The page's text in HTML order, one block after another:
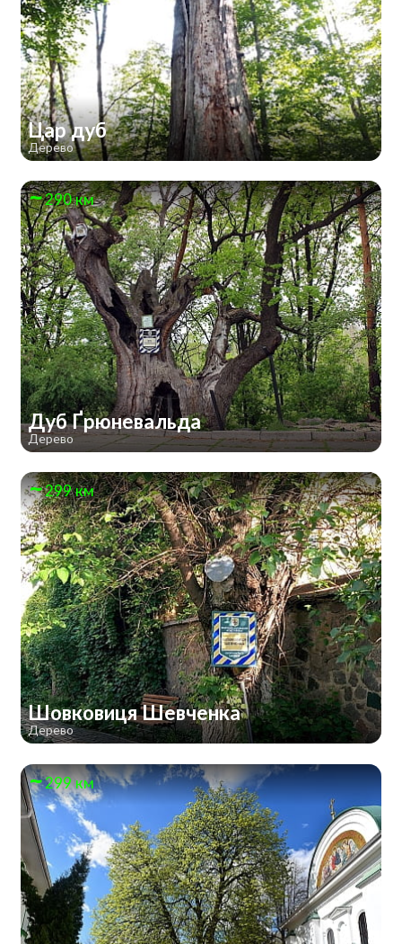
Цар дуб
Дерево
290 км
Дуб Ґрюневальда
Дерево
299 км
Шовковиця Шевченка
Дерево
299 км